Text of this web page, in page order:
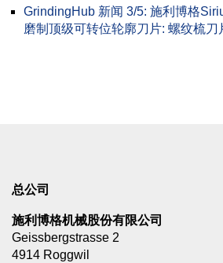
GrindingHub 新闻 3/5: 施利博格
磨制顶级可转位轮廓刀片: 螺纹梳
总公司
施利博格机械股份有限公司
Geissbergstrasse 2
4914 Roggwil